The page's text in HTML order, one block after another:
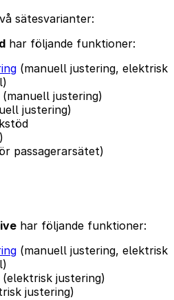
sätesvarianter:
har följande funktioner:
(manuell justering, elektrisk
(manuell justering)
justering)
passagerarsätet)
har följande funktioner:
(manuell justering, elektrisk
(elektrisk justering)
justering)